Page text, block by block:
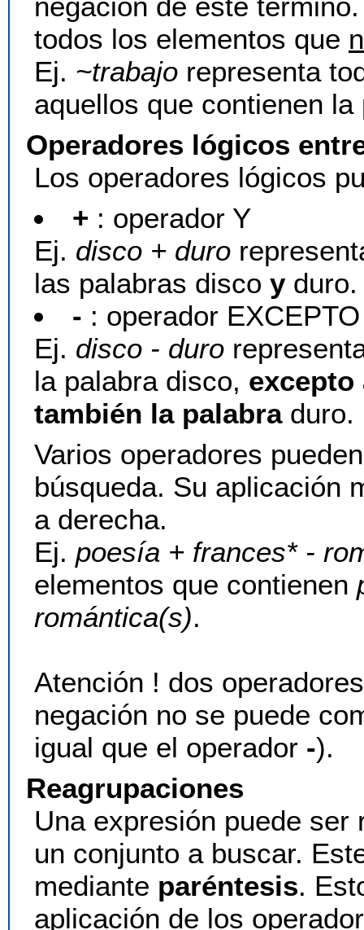
todos los elementos que
Ej. ~trabajo representa
aquellos que contienen
Operadores lógicos
Los operadores lógicos
+ : operador Y
Ej. disco + duro
las palabras disco yduro.
- : operador
Ej. disco - duro
la palabra disco, excepto
también la palabra duro.
Varios operadores
búsqueda. Su aplicación
a derecha.
Ej. poesía + frances* -
elementos que contienen
romántica(s).
Atención ! dos
negación no se puede
igual que el operador -).
Reagrupaciones
Una expresión puede ser
un conjunto a buscar.
mediante paréntesis.
aplicación de los